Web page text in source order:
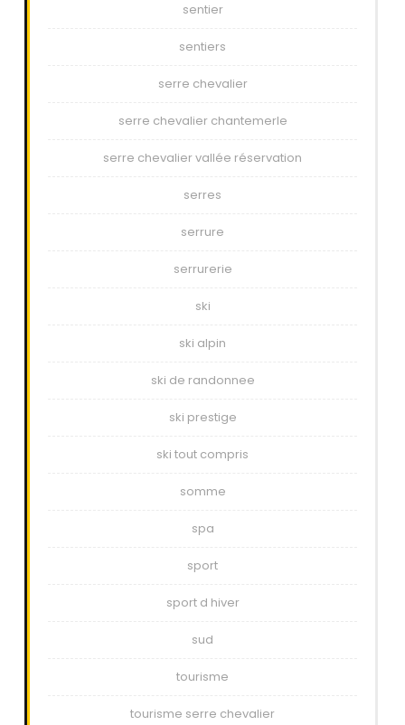
sentier
sentiers
serre chevalier
serre chevalier chantemerle
serre chevalier vallée réservation
serres
serrure
serrurerie
ski
ski alpin
ski de randonnee
ski prestige
ski tout compris
somme
spa
sport
sport d hiver
sud
tourisme
tourisme serre chevalier